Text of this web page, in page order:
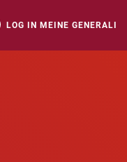
LOG IN MEINE GENERALI